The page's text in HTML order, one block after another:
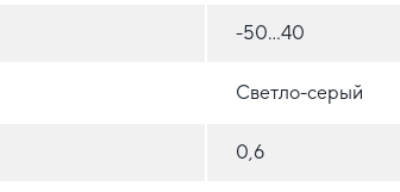
-50...40
Светло-серый
0,6